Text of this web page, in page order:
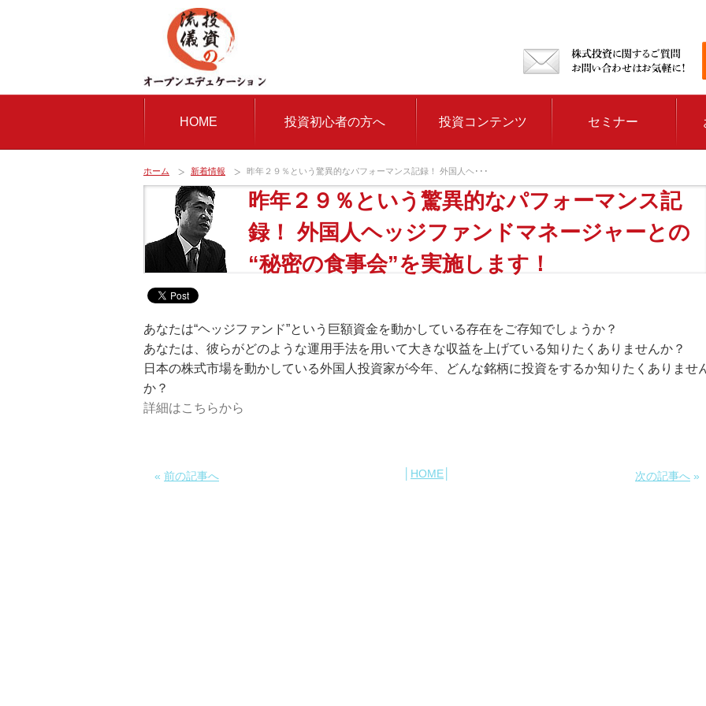
HOME 投資初心者の方へ 投資コンテンツ セミナー
ホーム 新着情報 昨年２９％という驚異的なパフォーマンス記録！ 外国人ヘ･･･
昨年２９％という驚異的なパフォーマンス記
録！ 外国人ヘッジファンドマネージャーとの
“秘密の食事会”を実施します！
あなたは“ヘッジファンド”という巨額資金を動かしている存在をご存知でしょうか？
あなたは、彼らがどのような運用手法を用いて大きな収益を上げている知りたくありませんか？
日本の株式市場を動かしている外国人投資家が今年、 どんな銘柄に投資をするか知りたくありませ
か？
詳細はこちらから
« 前の記事へ HOME│ 次の記事へ »